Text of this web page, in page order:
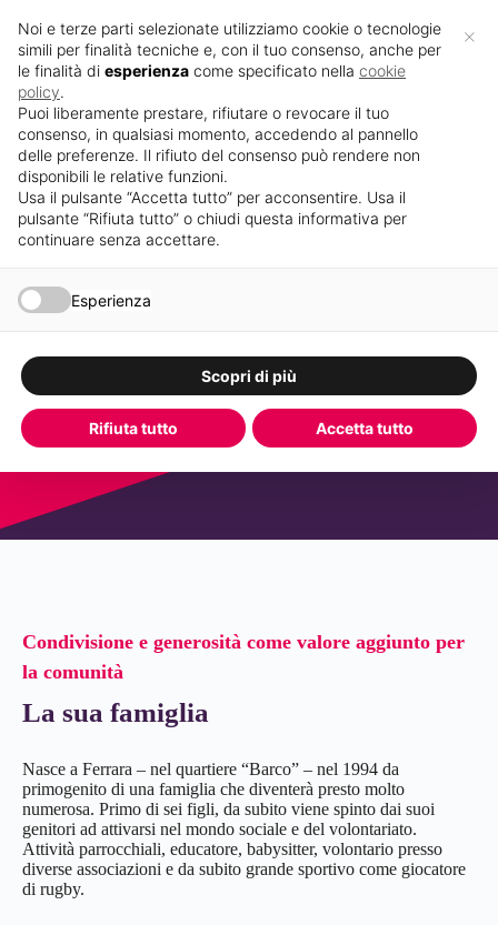
S
a
l
t
a
a
l
c
o
n
t
e
t
DANIELE BOTTI
FAMIGLIA - VISIONE POLITICA - CARRIERA
PROFESSIONALE
Condivisione e generosità come valore aggiunto per
la comunità
La sua famiglia
Nasce a Ferrara – nel quartiere “Barco” – nel 1994 da
primogenito di una famiglia che diventerà presto molto
numerosa. Primo di sei figli, da subito viene spinto dai suoi
genitori ad attivarsi nel mondo sociale e del volontariato.
Attività parrocchiali, educatore, babysitter, volontario presso
diverse associazioni e da subito grande sportivo come giocatore
di rugby.
×
Noi e terze parti selezionate utilizziamo cookie o tecnologie
simili per finalità tecniche e, con il tuo consenso, anche per
le finalità di esperienza come specificato nella cookie
policy.
Puoi liberamente prestare, rifiutare o revocare il tuo
consenso, in qualsiasi momento, accedendo al pannello
delle preferenze. Il rifiuto del consenso può rendere non
disponibili le relative funzioni.
Usa il pulsante “Accetta tutto” per acconsentire. Usa il
pulsante “Rifiuta tutto” o chiudi questa informativa per
continuare senza accettare.
Esperienza
Scopri di più
Rifiuta tutto Accetta tutto